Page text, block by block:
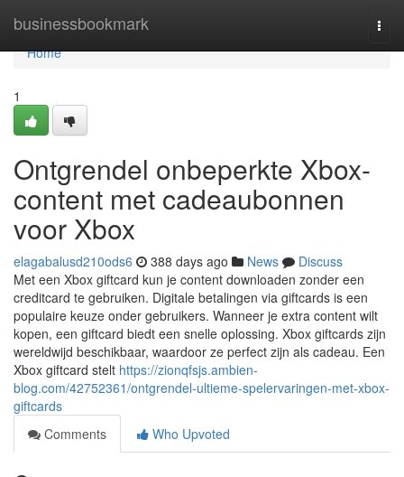
businessbookmark
Home
Home
1
Ontgrendel onbeperkte Xbox-
content met cadeaubonnen
voor Xbox
elagabalusd210ods6 388 days ago News
Discuss
Met een Xbox giftcard kun je content downloaden zonder een
creditcard te gebruiken. Digitale betalingen via giftcards is een
populaire keuze onder gebruikers. Wanneer je extra content wilt
kopen, een giftcard biedt een snelle oplossing. Xbox giftcards zijn
wereldwijd beschikbaar, waardoor ze perfect zijn als cadeau. Een
Xbox giftcard stelt https://zionqfsjs.ambien-
blog.com/42752361/ontgrendel-ultieme-spelervaringen-met-xbox-
giftcards
Comments
Who Upvoted